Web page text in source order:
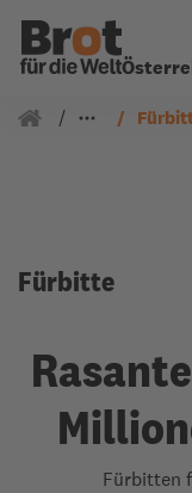
Fürbitte
Fürbitten